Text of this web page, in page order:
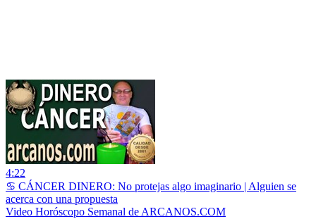
4:22
♋ CÁNCER DINERO: No protejas algo imaginario | Alguien se
acerca con una propuesta
Video Horóscopo Semanal de ARCANOS.COM